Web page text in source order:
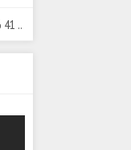
41 ..